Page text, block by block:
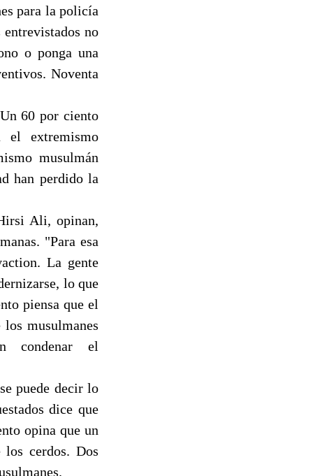
para la policía
no
o ponga una
Noventa
60 por ciento
extremismo
musulmán
han perdido la
Ali, opinan,
"Para esa
La gente
lo que
piensa que el
musulmanes
condenar el
puede decir lo
dice que
opina que un
los cerdos. Dos